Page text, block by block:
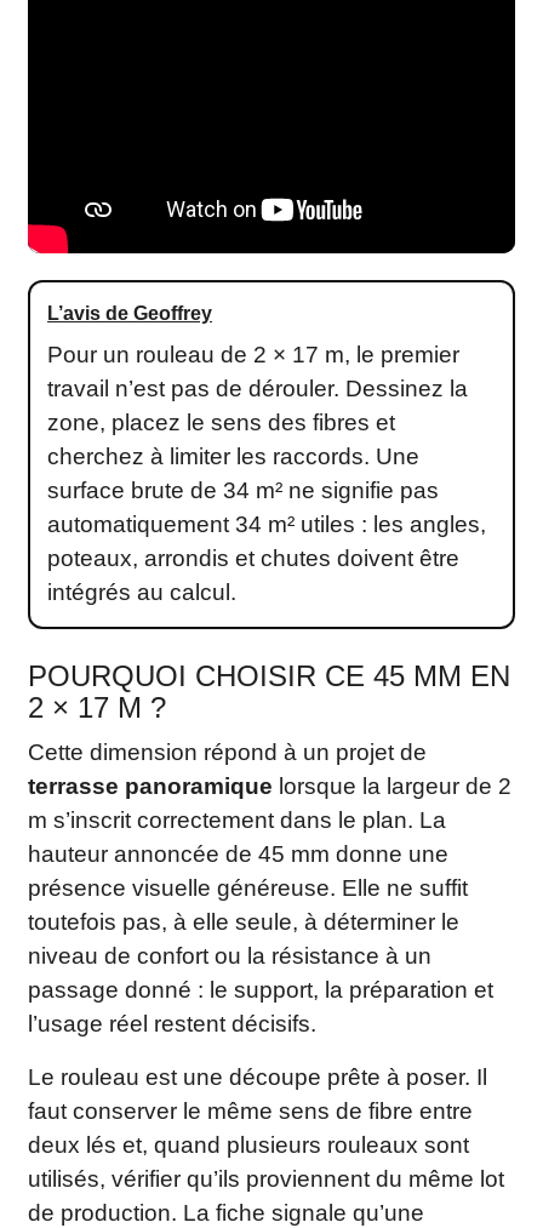
L’avis de Geoffrey
Pour un rouleau de 2 × 17 m, le premier
travail n’est pas de dérouler. Dessinez la
zone, placez le sens des fibres et
cherchez à limiter les raccords. Une
surface brute de 34 m² ne signifie pas
automatiquement 34 m² utiles : les angles,
poteaux, arrondis et chutes doivent être
intégrés au calcul.
POURQUOI CHOISIR CE 45 MM EN
2 × 17 M ?
Cette dimension répond à un projet de
terrasse panoramique lorsque la largeur de 2
m s’inscrit correctement dans le plan. La
hauteur annoncée de 45 mm donne une
présence visuelle généreuse. Elle ne suffit
toutefois pas, à elle seule, à déterminer le
niveau de confort ou la résistance à un
passage donné : le support, la préparation et
l’usage réel restent décisifs.
Le rouleau est une découpe prête à poser. Il
faut conserver le même sens de fibre entre
deux lés et, quand plusieurs rouleaux sont
utilisés, vérifier qu’ils proviennent du même lot
de production. La fiche signale qu’une